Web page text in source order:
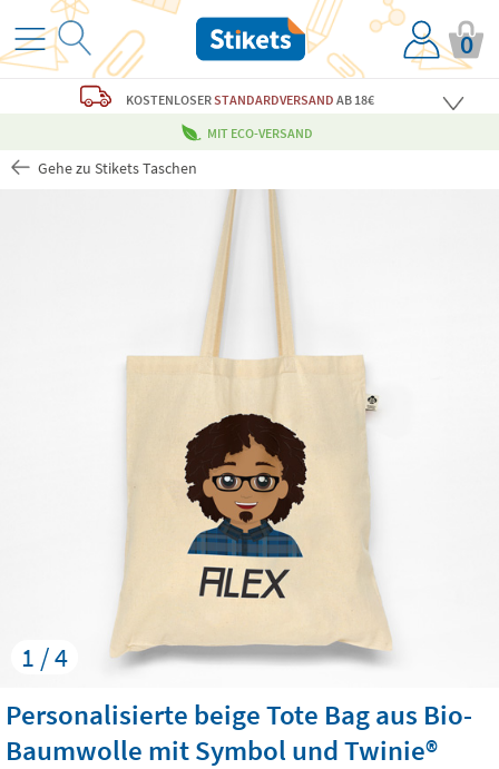
0
KOSTENLOSERSTANDARDVERSAND AB 18€
MIT ECO-VERSAND
Gehe zu Stikets Taschen
1 / 4
Personalisierte beige Tote Bag aus Bio-
Baumwolle mit Symbol und Twinie®️